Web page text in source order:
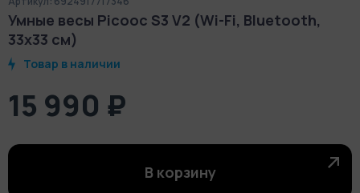
Умные весы Picooc S3 V2 (Wi-Fi, Bluetooth,
33х33 см)
Товар в наличии
15 990 ₽
В корзину